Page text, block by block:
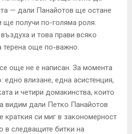
— дали Панайотов ще остане
ще получи по-голяма роля.
и това прави всяко
още по-важно.
още не е написан. За момента
едно влизане, една асистенция,
и четири домакинства, които
видим дали Петко Панайотов
краткия си миг в закономерност
в следващите битки на